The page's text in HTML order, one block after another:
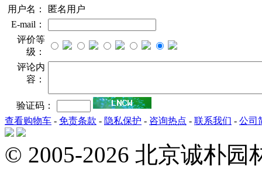
用户名：
匿名用户
E-mail：
评价等
级：
评论内
容：
验证码：
查看购物车 - 免责条款 - 隐私保护 - 咨询热点 - 联系我们 - 公司
© 2005-2026 北京诚朴园